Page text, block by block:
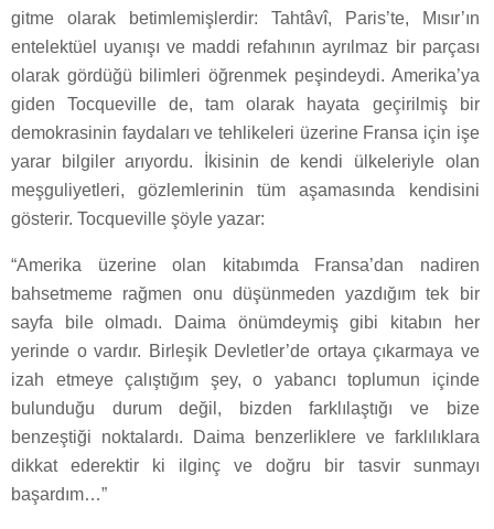
gitme olarak betimlemişlerdir: Tahtâvî, Paris’te, Mısır’ın
entelektüel uyanışı ve maddi refahının ayrılmaz bir parçası
olarak gördüğü bilimleri öğrenmek peşindeydi. Amerika’ya
giden Tocqueville de, tam olarak hayata geçirilmiş bir
demokrasinin faydaları ve tehlikeleri üzerine Fransa için işe
yarar bilgiler arıyordu. İkisinin de kendi ülkeleriyle olan
meşguliyetleri, gözlemlerinin tüm aşamasında kendisini
gösterir. Tocqueville şöyle yazar:
“Amerika üzerine olan kitabımda Fransa’dan nadiren
bahsetmeme rağmen onu düşünmeden yazdığım tek bir
sayfa bile olmadı. Daima önümdeymiş gibi kitabın her
yerinde o vardır. Birleşik Devletler’de ortaya çıkarmaya ve
izah etmeye çalıştığım şey, o yabancı toplumun içinde
bulunduğu durum değil, bizden farklılaştığı ve bize
benzeştiği noktalardı. Daima benzerliklere ve farklılıklara
dikkat ederektir ki ilginç ve doğru bir tasvir sunmayı
başardım…”